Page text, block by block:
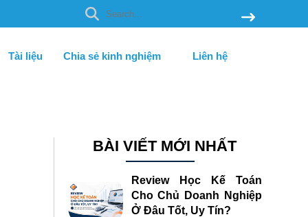
Tài liệu Chia sẻ kinh nghiệm Liên hệ
BÀI VIẾT MỚI NHẤT
Review Học Kế Toán
Cho Chủ Doanh Nghiệp
Ở Đâu Tốt, Uy Tín?